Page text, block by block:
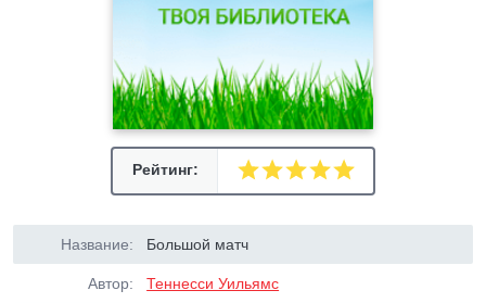
Рейтинг:
Название: Большой матч
Автор: Теннесси Уильямс